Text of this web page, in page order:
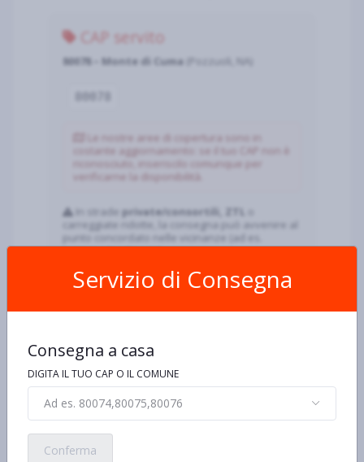
CAP servito
80078 – Monte di Cuma (Pozzuoli, NA)
Le nostre aree di copertura sono in
costante aggiornamento: se il tuo CAP non è
riconosciuto, inseriscilo comunque per
verificarne la disponibilità.
In strade private/consortili, ZTL
carreggiate ridotte, la consegna può avvenire al
punto concordato nelle vicinanze (ad es.
ingresso/portineria).
Inserisci indirizzo o CAP
consegna.
Paga online (Nexi) o alla consegna.
Consegna ~2–3 ore; ritiro ~1 ora.
Servizio di Consegna
Consegna a casa
DIGITA IL TUO CAP O IL COMUNE
Ad es. 80074,80075,80076
Conferma